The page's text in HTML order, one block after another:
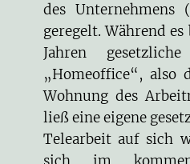
des Unternehmens
geregelt. Während
Jahren
„Homeoffice“, also
Wohnung des
ließ eine eigene
Telearbeit auf sich